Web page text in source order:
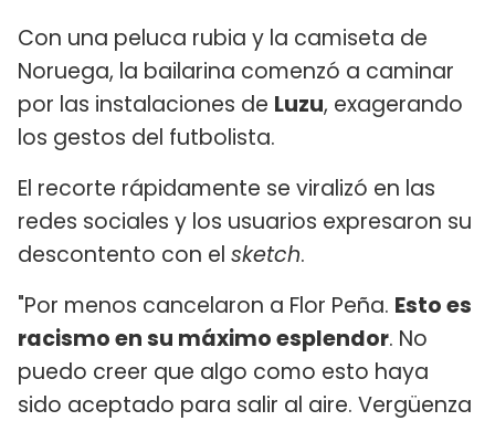
Con una peluca rubia y la camiseta de
Noruega, la bailarina comenzó a caminar
por las instalaciones de Luzu, exagerando
los gestos del futbolista.
El recorte rápidamente se viralizó en las
redes sociales y los usuarios expresaron su
descontento con el sketch.
"Por menos cancelaron a Flor Peña. Esto es
racismo en su máximo esplendor. No
puedo creer que algo como esto haya
sido aceptado para salir al aire. Vergüenza